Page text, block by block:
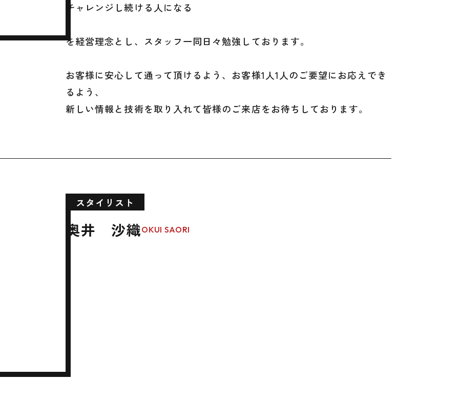
チャレンジし続ける人になる
を経営理念とし、スタッフ一同日々勉強しております。
お客様に安心して通って頂けるよう、お客様1人1人のご要望にお応えでき
るよう、
新しい情報と技術を取り入れて皆様のご来店をお待ちしております。
スタイリスト
奥井 沙織OKUI SAORI